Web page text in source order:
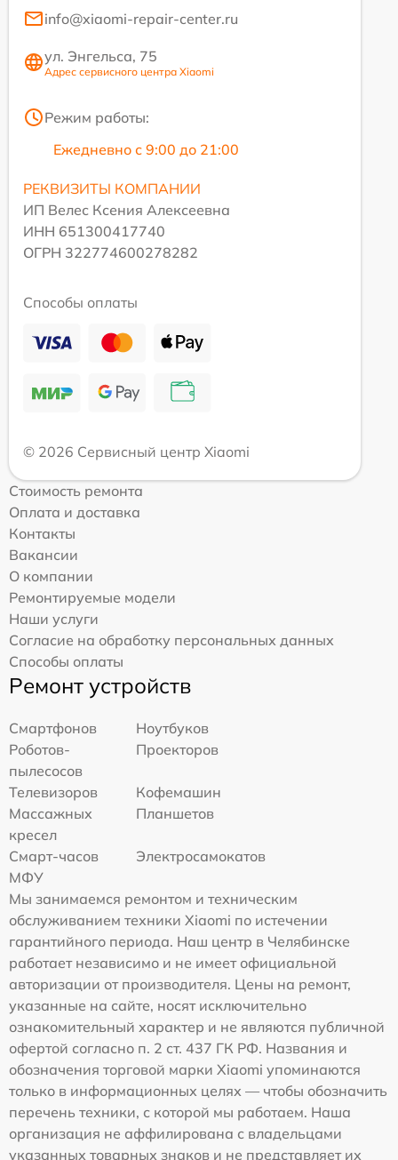
info@xiaomi-repair-center.ru
ул. Энгельса, 75
Адрес сервисного центра Xiaomi
Режим работы:
Ежедневно с 9:00 до 21:00
РЕКВИЗИТЫ КОМПАНИИ
ИП Велес Ксения Алексеевна
ИНН 651300417740
ОГРН 322774600278282
Способы оплаты
© 2026 Сервисный центр Xiaomi
Стоимость ремонта
Оплата и доставка
Контакты
Вакансии
О компании
Ремонтируемые модели
Наши услуги
Согласие на обработку персональных данных
Способы оплаты
Ремонт устройств
Смартфонов
Ноутбуков
Роботов-
пылесосов
Проекторов
Телевизоров
Кофемашин
Массажных
кресел
Планшетов
Смарт-часов
Электросамокатов
МФУ
Мы занимаемся ремонтом и техническим
обслуживанием техники Xiaomi по истечении
гарантийного периода. Наш центр в Челябинске
работает независимо и не имеет официальной
авторизации от производителя. Цены на ремонт,
указанные на сайте, носят исключительно
ознакомительный характер и не являются публичной
офертой согласно п. 2 ст. 437 ГК РФ. Названия и
обозначения торговой марки Xiaomi упоминаются
только в информационных целях — чтобы обозначить
перечень техники, с которой мы работаем. Наша
организация не аффилирована с владельцами
указанных товарных знаков и не представляет их